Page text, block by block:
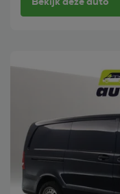
Bekijk deze auto